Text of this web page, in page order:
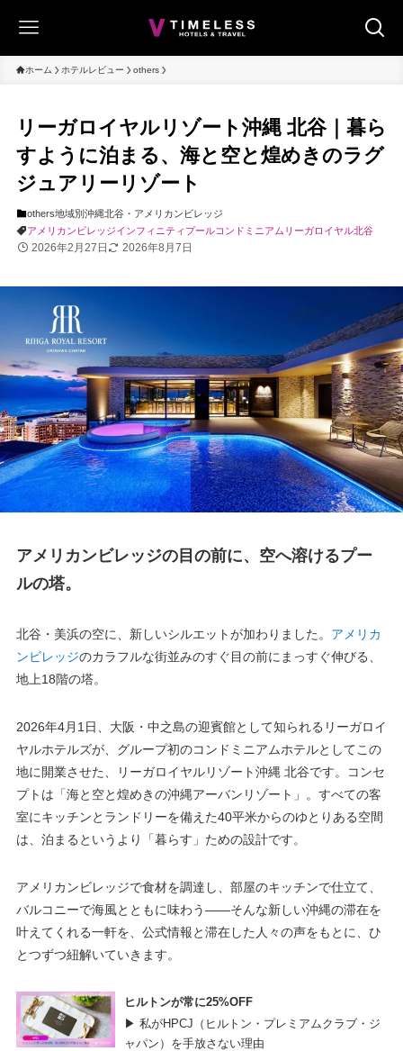
ホーム ホテルレビュー others
リーガロイヤルリゾート沖縄 北谷｜暮ら
すように泊まる、海と空と煌めきのラグ
ジュアリーリゾート
others地域別 沖縄北谷・アメリカンビレッジ
アメリカンビレッジインフィニティプールコンドミニアム リーガロイヤル北谷
2026年2月27日 2026年8月7日
アメリカンビレッジの目の前に、空へ溶けるプー
ルの塔。
北谷・美浜の空に、新しいシルエットが加わりました。 アメリカ
ンビレッジのカラフルな街並みのすぐ目の前にまっすぐ伸びる、
地上18階の塔。
2026年4月1日、大阪・中之島の迎賓館として知られるリーガロイ
ヤルホテルズが、グループ初のコンドミニアムホテルとしてこの
地に開業させた、リーガロイヤルリゾート沖縄 北谷です。コンセ
プトは「海と空と煌めきの沖縄アーバンリゾート」。すべての客
室にキッチンとランドリーを備えた40平米からのゆとりある空間
は、泊まるというより「暮らす」ための設計です。
アメリカンビレッジで食材を調達し、部屋のキッチンで仕立て、
バルコニーで海風とともに味わう——そんな新しい沖縄の滞在を
叶えてくれる一軒を、公式情報と滞在した人々の声をもとに、ひ
とつずつ紐解いていきます。
ヒルトンが常に25%OFF
▶ 私がHPCJ（ヒルトン・プレミアムクラブ・ジ
ャパン）を手放さない理由